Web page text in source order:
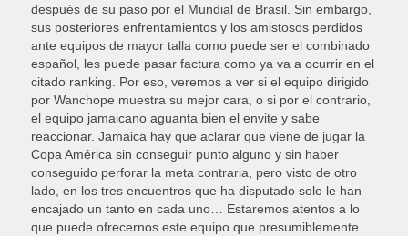
después de su paso por el Mundial de Brasil. Sin embargo,
sus posteriores enfrentamientos y los amistosos perdidos
ante equipos de mayor talla como puede ser el combinado
español, les puede pasar factura como ya va a ocurrir en el
citado ranking. Por eso, veremos a ver si el equipo dirigido
por Wanchope muestra su mejor cara, o si por el contrario,
el equipo jamaicano aguanta bien el envite y sabe
reaccionar. Jamaica hay que aclarar que viene de jugar la
Copa América sin conseguir punto alguno y sin haber
conseguido perforar la meta contraria, pero visto de otro
lado, en los tres encuentros que ha disputado solo le han
encajado un tanto en cada uno… Estaremos atentos a lo
que puede ofrecernos este equipo que presumiblemente